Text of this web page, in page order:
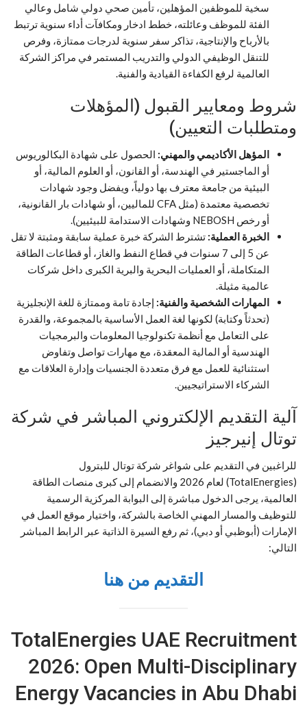
سخية للموظفين المؤهلين، تأمين صحي دولي شامل وعالي
الفئة للموظف وعائلته، خطط ادخار ومكافآت أداء سنوية ترتبط
بالأرباح والإنتاجية، تذاكر سفر سنوية لدرجات ممتازة، وفرص
للتنقل الوظيفي الدولي والتدريب المستمر في مراكز الشركة
العالمية لرفع الكفاءة القيادية والفنية.
شروط ومعايير القبول (المؤهلات
ومتطلبات التعيين)
المؤهل الأكاديمي والمهني: الحصول على شهادة البكالوريوس
أو الماجستير في الهندسة، أو القانون، أو العلوم المالية، أو
البيئية من جامعة معترف بها دولياً، ويفضل وجود شهادات
تخصصية معتمدة (مثل CFA للماليين، أو شهادات بار القانونية،
أو رخص NEBOSH وشهادات الاستدامة للبيئيين).
الخبرة العملية: تشترط الشركة خبرة عملية سابقة ومثبتة لا تقل
عن 5 إلى 7 سنوات في قطاع النفط والغاز، أو قطاعات الطاقة
المتكاملة، أو العمليات البحرية والبرية الكبرى داخل شركات
عالمية مثيلة.
المهارات الشخصية والفنية: إجادة تامة وممتازة للغة الإنجليزية
(تحدثاً وكتابة) لكونها لغة العمل الأساسية بالمجموعة، والقدرة
على التعامل مع أنظمة تكنولوجيا المعلومات والبرمجيات
الهندسية أو المالية المعقدة، مع مهارات تواصل وتفاوض
استثنائية للعمل مع فرق متعددة الجنسيات وإدارة العلاقات مع
الشركاء الاستراتيجيين.
آلية التقديم الإلكتروني المباشر في شركة
توتال إنيرجيز
للراغبين في التقديم على شواغر شركة توتال للبترول
(TotalEnergies) لعام 2026 والانضمام إلى كبرى منصات الطاقة
العالمية، يرجى الدخول مباشرة إلى البوابة المركزية الرسمية
للتوظيف والمسار المهني الخاصة بالشركة، واختيار موقع العمل في
الإمارات (أبوظبي أو دبي)، ثم رفع السيرة الذاتية عبر الرابط المباشر
التالي:
التقديم من هنا
TotalEnergies UAE Recruitment
2026: Open Multi-Disciplinary
Energy Vacancies in Abu Dhabi